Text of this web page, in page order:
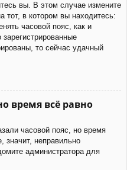
вы. В этом случае измените
тот, в котором вы находитесь:
часовой пояс, как и
то сейчас удачный
время всё равно
часовой пояс, но время
значит, неправильно
администратора для